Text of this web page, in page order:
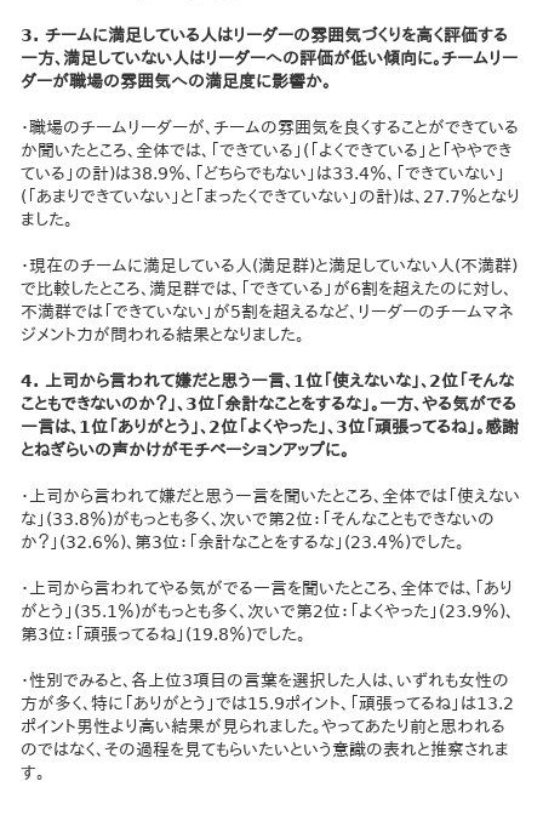
3. チームに満足している人はリーダーの雰囲気づくりを高く評価する
一方、満足していない人はリーダーへの評価が低い傾向に。チームリー
ダーが職場の雰囲気への満足度に影響か。
・職場のチームリーダーが、チームの雰囲気を良くすることができている
か聞いたところ、全体では、「できている」(「よくできている」と「ややでき
ている」の計)は38.9％、「どちらでもない」は33.4％、「できていない」
(「あまりできていない」と「まったくできていない」の計)は、27.7％となり
ました。
・現在のチームに満足している人(満足群)と満足していない人(不満群)
で比較したところ、満足群では、「できている」が6割を超えたのに対し、
不満群では「できていない」が5割を超えるなど、リーダーのチームマネ
ジメント力が問われる結果となりました。
4. 上司から言われて嫌だと思う一言、1位「使えないな」、2位「そんな
こともできないのか？」、3位「余計なことをするな」。一方、やる気がでる
一言は、1位「ありがとう」、2位「よくやった」、3位「頑張ってるね」。感謝
とねぎらいの声かけがモチベーションアップに。
・上司から言われて嫌だと思う一言を聞いたところ、全体では「使えない
な」(33.8％)がもっとも多く、次いで第2位：「そんなこともできないの
か？」(32.6％)、第3位：「余計なことをするな」(23.4％)でした。
・上司から言われてやる気がでる一言を聞いたところ、全体では、「あり
がとう」(35.1％)がもっとも多く、次いで第2位：「よくやった」(23.9％)、
第3位：「頑張ってるね」(19.8％)でした。
・性別でみると、各上位3項目の言葉を選択した人は、いずれも女性の
方が多く、特に「ありがとう」では15.9ポイント、「頑張ってるね」は13.2
ポイント男性より高い結果が見られました。やってあたり前と思われる
のではなく、その過程を見てもらいたいという意識の表れと推察されま
す。